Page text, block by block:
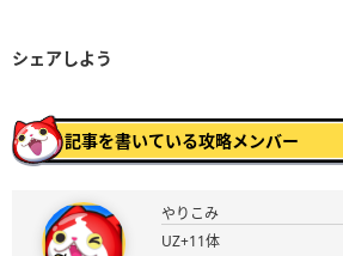
シェアしよう
記事を書いている攻略メンバー
やりこみ
UZ+11体